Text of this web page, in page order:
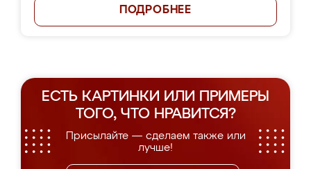
ПОДРОБНЕЕ
ЕСТЬ КАРТИНКИ ИЛИ ПРИМЕРЫ
ТОГО, ЧТО НРАВИТСЯ?
Присылайте — сделаем также или
лучше!